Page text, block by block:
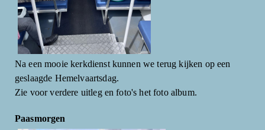
Na een mooie kerkdienst kunnen we terug kijken op een
geslaagde Hemelvaartsdag.
Zie voor verdere uitleg en foto's het foto album.
Paasmorgen